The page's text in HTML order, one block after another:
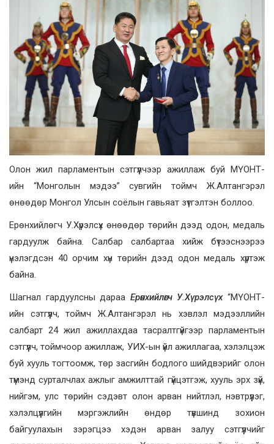
Олон жил парламентын сэтгүүлчээр ажиллаж буй МҮОНТ-
ийн “Монголын мэдээ” сувгийн тоймч Ж.Алтангэрэл
өнөөдөр Монгол Улсын соёлын гавьяат зүтгэлтэн боллоо.
Ерөнхийлөгч У.Хүрэлсүх өнөөдөр төрийн дээд одон, медаль
гардуулж байна. Салбар салбартаа хийж бүтээснээрээ
үнэлэгдсэн 40 орчим хүн төрийн дээд одон медаль хүртэж
байна.
Шагнал гардуулсны дараа Ерөнхийлөгч У.Хүрэлсүх“МҮОНТ-
ийн сэтгүүлч, тоймч Ж.Алтангэрэл нь хэвлэл мэдээллийн
салбарт 24 жил ажиллахдаа тасралтгүйгээр парламентын
сэтгүүлч, тоймчоор ажиллаж, УИХ-ын үйл ажиллагаа, хэлэлцэж
буй хууль тогтоомж, төр засгийн бодлого шийдвэрийг олон
түмэнд сурталчлах ажлыг амжилттай гүйцэтгэж, хууль эрх зүй,
нийгэм, улс төрийн сэдэвт олон арван нийтлэл, нэвтрүүлэг,
хэлэлцүүлгийн мэргэжлийн өндөр түвшинд зохион
байгуулахын зэрэгцээ хэдэн арван залуу сэтгүүлчийг